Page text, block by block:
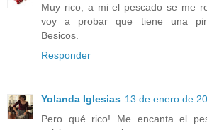
Muy rico, a mi el pescado se me
voy a probar que tiene una
Besicos.
Responder
Yolanda Iglesias 13 de enero de
Pero qué rico! Me encanta el